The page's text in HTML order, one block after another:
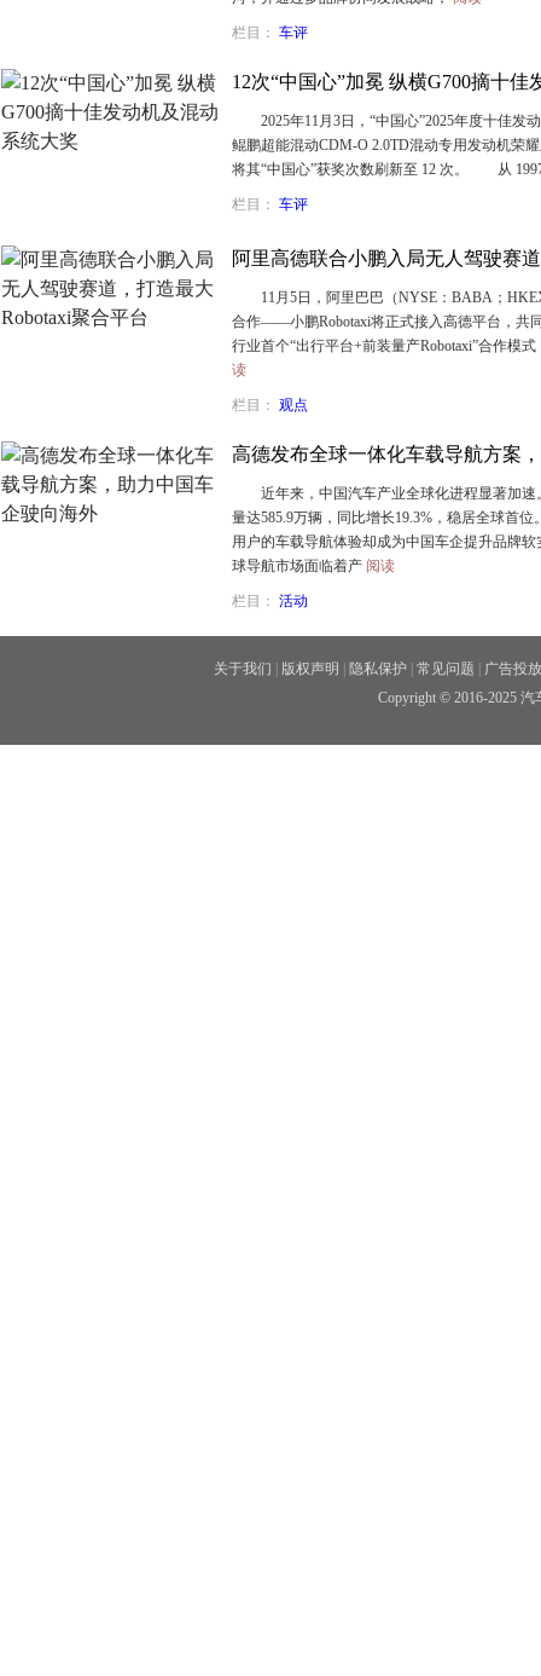
栏目： 车评
12次“中国心”加冕 纵横G700摘十
2025年11月3日，“中国心”2025年度十佳发
鲲鹏超能混动CDM-O 2.0TD混动专用发动机荣
将其“中国心”获奖次数刷新至 12 次。 从
栏目： 车评
阿里高德联合小鹏入局无人驾驶赛
11月5日，阿里巴巴（NYSE：BABA；
合作——小鹏Robotaxi将正式接入高德平台，
行业首个“出行平台+前装量产Robotaxi”合作模
读
栏目： 观点
高德发布全球一体化车载导航方案
近年来，中国汽车产业全球化进程显著加速
量达585.9万辆，同比增长19.3%，稳居全球
用户的车载导航体验却成为中国车企提升品牌
球导航市场面临着产 阅读
栏目： 活动
关于我们 版权声明 隐私保护 常见问题
广告投放
Copyright © 2016-2025